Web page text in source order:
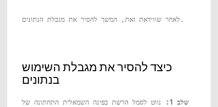
לאחר שווידאת זאת, המשך להסיר את מגבלת הנתונים.
כיצד להסיר את מגבלת השימוש
בנתונים
שלב 1:
נווט לסמל הרשת בפינה השמאלית התחתונה של